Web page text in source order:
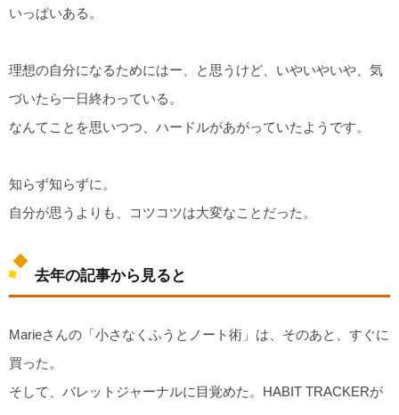
いっぱいある。
理想の自分になるためにはー、と思うけど、いやいやいや、気
づいたら一日終わっている。
なんてことを思いつつ、ハードルがあがっていたようです。
知らず知らずに。
自分が思うよりも、コツコツは大変なことだった。
去年の記事から見ると
Marieさんの「小さなくふうとノート術」は、そのあと、すぐに
買った。
そして、バレットジャーナルに目覚めた。HABIT TRACKERが